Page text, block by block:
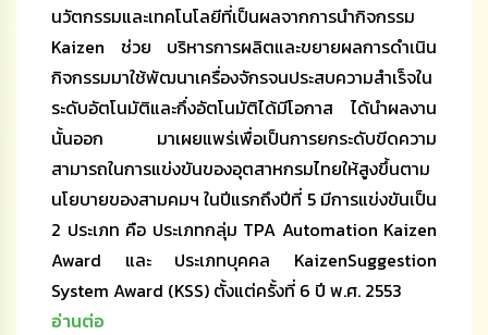
นวัตกรรมและเทคโนโลยีที่เป็นผลจากการนำกิจกรรม
Kaizen ช่วย บริหารการผลิตและขยายผลการดำเนิน
กิจกรรมมาใช้พัฒนาเครื่องจักรจนประสบความสำเร็จใน
ระดับอัตโนมัติและกึ่งอัตโนมัติได้มีโอกาส ได้นำผลงาน
นั้นออก มาเผยแพร่เพื่อเป็นการยกระดับขีดความ
สามารถในการแข่งขันของอุตสาหกรมไทยให้สูงขึ้นตาม
นโยบายของสามคมฯ ในปีแรกถึงปีที่ 5 มีการแข่งขันเป็น
2 ประเภท คือ ประเภทกลุ่ม TPA Automation Kaizen
Award และ ประเภทบุคคล KaizenSuggestion
System Award (KSS) ตั้งแต่ครั้งที่ 6 ปี พ.ศ. 2553
อ่านต่อ